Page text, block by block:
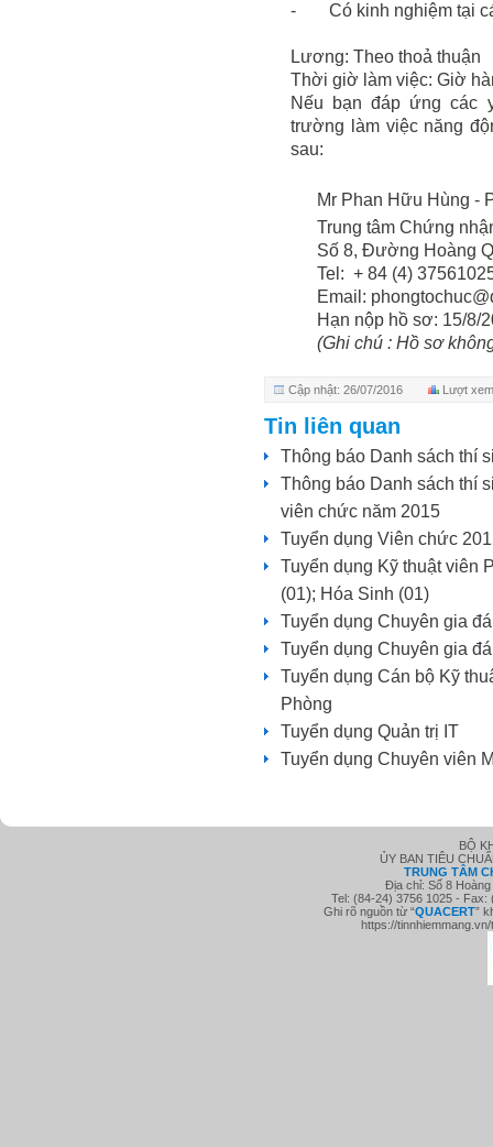
-
Có kinh nghiệm tại
Lương: Theo thoả thuận
Thời giờ làm việc: Giờ
Nếu bạn đáp ứng các
trường làm việc năng
sau:
Mr Phan Hữu Hùng -
Trung tâm Chứng
Số 8, Đường Hoàng
Tel: + 84 (4)
Email:
Hạn nộp hồ sơ: 15/8/
(Ghi chú : Hồ sơ
Cập nhật: 26/07/2016 Lượt
Tin liên quan
Thông báo Danh sách thí
Thông báo Danh sách thí
viên chức năm 2015
Tuyển dụng Viên chức
Tuyển dụng Kỹ thuật viên
(01); Hóa Sinh (01)
Tuyển dụng Chuyên gia
Tuyển dụng Chuyên gia
Tuyển dụng Cán bộ Kỹ
Phòng
Tuyển dụng Quản trị IT
Tuyển dụng Chuyên viên
BỘ
ỦY BAN TIÊU
TRUNG TÂM
Địa chỉ: Số 8
Tel: (84-24) 3756 1025 -
Ghi rõ nguồn từ “QUACERT”
https://